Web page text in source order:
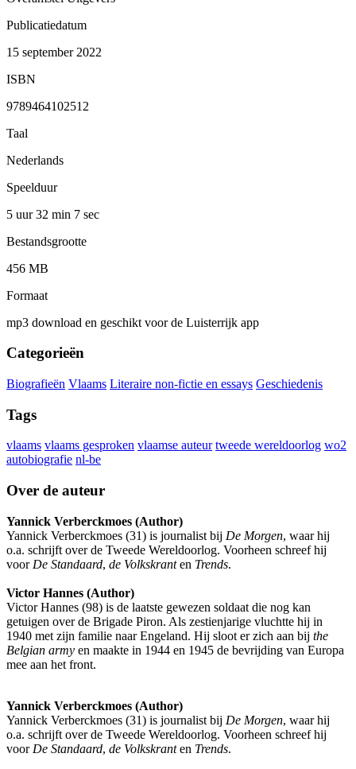
Publicatiedatum
15 september 2022
ISBN
9789464102512
Taal
Nederlands
Speelduur
5 uur 32 min 7 sec
Bestandsgrootte
456 MB
Formaat
mp3 download en geschikt voor de Luisterrijk app
Categorieën
Biografieën Vlaams Literaire non-fictie en essays Geschiedenis
Tags
vlaams vlaams gesproken vlaamse auteur tweede wereldoorlog wo2
autobiografie nl-be
Over de auteur
Yannick Verberckmoes (Author)
Yannick Verberckmoes (31) is journalist bij De Morgen, waar hij
o.a. schrijft over de Tweede Wereldoorlog. Voorheen schreef hij
voor De Standaard, de Volkskranten Trends.
Victor Hannes (Author)
Victor Hannes (98) is de laatste gewezen soldaat die nog kan
getuigen over de Brigade Piron. Als zestienjarige vluchtte hij in
1940 met zijn familie naar Engeland. Hij sloot er zich aan bij the
Belgian army en maakte in 1944 en 1945 de bevrijding van Europa
mee aan het front.
Yannick Verberckmoes (Author)
Yannick Verberckmoes (31) is journalist bij De Morgen, waar hij
o.a. schrijft over de Tweede Wereldoorlog. Voorheen schreef hij
voor De Standaard, de Volkskranten Trends.